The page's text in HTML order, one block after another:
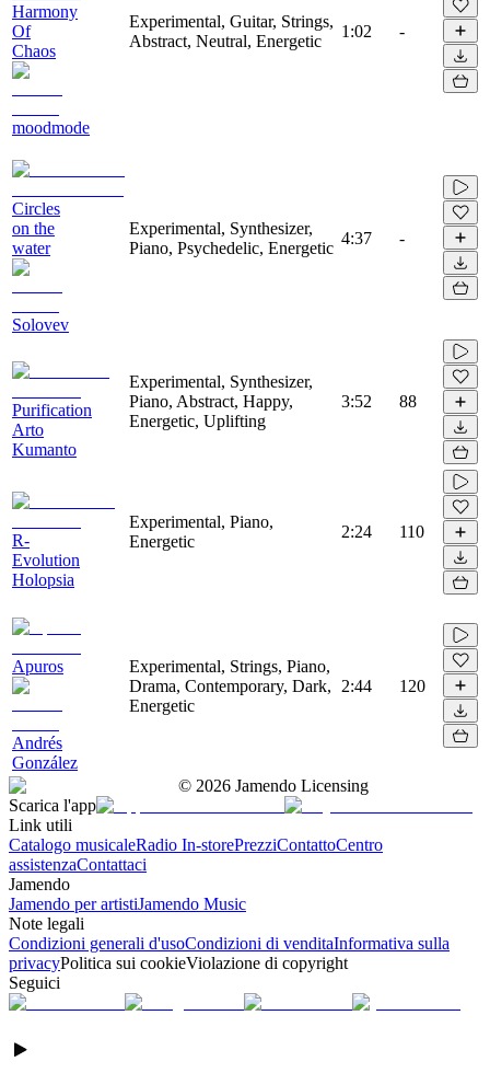
Harmony
Of
Chaos
moodmode
Experimental, Guitar, Strings,
Abstract, Neutral, Energetic
1:02 -
Circles
on the
water
Solovev
Experimental, Synthesizer,
Piano, Psychedelic, Energetic
4:37 -
Purification
Arto
Kumanto
Experimental, Synthesizer,
Piano, Abstract, Happy,
Energetic, Uplifting
3:52 88
R-
Evolution
Holopsia
Experimental, Piano,
Energetic
2:24 110
Apuros
Andrés
González
Experimental, Strings, Piano,
Drama, Contemporary, Dark,
Energetic
2:44 120
© 2026 Jamendo Licensing
Scarica l'app
Link utili
Catalogo musicaleRadio In-storePrezziContattoCentro
assistenzaContattaci
Jamendo
Jamendo per artistiJamendo Music
Note legali
Condizioni generali d'usoCondizioni di venditaInformativa sulla
privacyPolitica sui cookieViolazione di copyright
Seguici